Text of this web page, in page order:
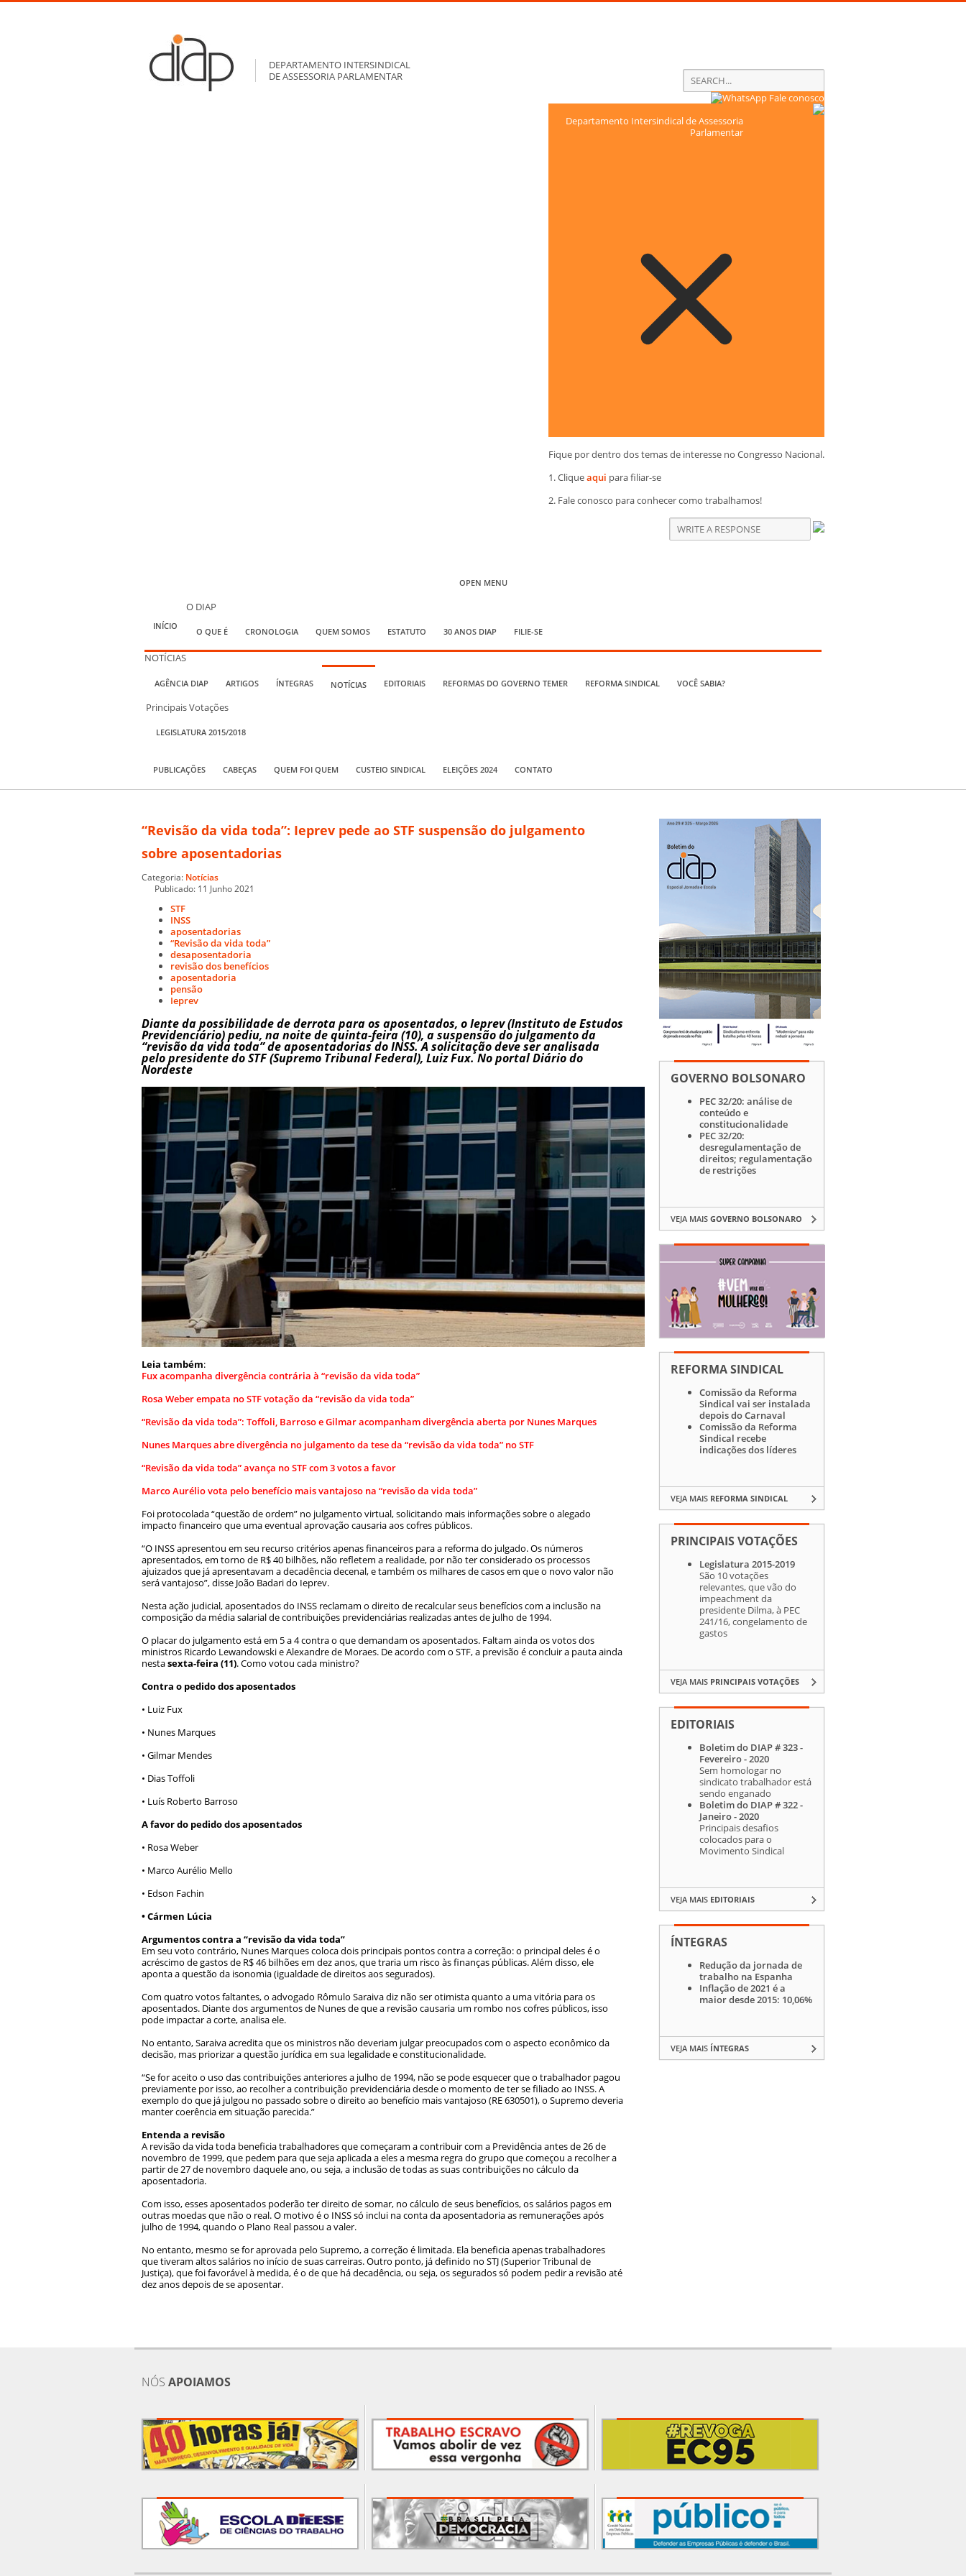
DEPARTAMENTO INTERSINDICAL
DE ASSESSORIA PARLAMENTAR
Fale conosco
Departamento Intersindical de Assessoria
Parlamentar
Fique por dentro dos temas de interesse no Congresso Nacional.
1. Cliqueaqui para filiar-se
2. Fale conosco para conhecer como trabalhamos!
OPEN MENU
INÍCIO
O DIAP
O QUE É CRONOLOGIA QUEM SOMOS ESTATUTO 30 ANOS DIAP FILIE-SE
NOTÍCIAS
AGÊNCIA DIAP ARTIGOS ÍNTEGRAS NOTÍCIAS EDITORIAIS REFORMAS DO GOVERNO TEMER REFORMA SINDICAL VOCÊ SABIA?
Principais Votações
LEGISLATURA 2015/2018
PUBLICAÇÕES CABEÇAS QUEM FOI QUEM CUSTEIO SINDICAL ELEIÇÕES 2024 CONTATO
“Revisão da vida toda”: Ieprev pede ao STF suspensão do julgamento
sobre aposentadorias
Categoria: Notícias
Publicado: 11 Junho 2021
STF
INSS
aposentadorias
“Revisão da vida toda”
desaposentadoria
revisão dos benefícios
aposentadoria
pensão
Ieprev
Diante da possibilidade de derrota para os aposentados, o Ieprev (Instituto de Estudos
Previdenciário) pediu, na noite de quinta-feira (10), a suspensão do julgamento da
“revisão da vida toda” de aposentadorias do INSS. A solicitação deve ser analisada
pelo presidente do STF (Supremo Tribunal Federal), Luiz Fux. No portal Diário do
Nordeste
Leia também:
Fux acompanha divergência contrária à “revisão da vida toda”
Rosa Weber empata no STF votação da “revisão da vida toda”
“Revisão da vida toda”: Toffoli, Barroso e Gilmar acompanham divergência aberta por Nunes Marques
Nunes Marques abre divergência no julgamento da tese da “revisão da vida toda” no STF
“Revisão da vida toda” avança no STF com 3 votos a favor
Marco Aurélio vota pelo benefício mais vantajoso na “revisão da vida toda”
Foi protocolada “questão de ordem” no julgamento virtual, solicitando mais informações sobre o alegado
impacto financeiro que uma eventual aprovação causaria aos cofres públicos.
“O INSS apresentou em seu recurso critérios apenas financeiros para a reforma do julgado. Os números
apresentados, em torno de R$ 40 bilhões, não refletem a realidade, por não ter considerado os processos
ajuizados que já apresentavam a decadência decenal, e também os milhares de casos em que o novo valor não
será vantajoso”, disse João Badari do Ieprev.
Nesta ação judicial, aposentados do INSS reclamam o direito de recalcular seus benefícios com a inclusão na
composição da média salarial de contribuições previdenciárias realizadas antes de julho de 1994.
O placar do julgamento está em 5 a 4 contra o que demandam os aposentados. Faltam ainda os votos dos
ministros Ricardo Lewandowski e Alexandre de Moraes. De acordo com o STF, a previsão é concluir a pauta ainda
nestasexta-feira (11). Como votou cada ministro?
Contra o pedido dos aposentados
• Luiz Fux
• Nunes Marques
• Gilmar Mendes
• Dias Toffoli
• Luís Roberto Barroso
A favor do pedido dos aposentados
• Rosa Weber
• Marco Aurélio Mello
• Edson Fachin
• Cármen Lúcia
Argumentos contra a “revisão da vida toda”
Em seu voto contrário, Nunes Marques coloca dois principais pontos contra a correção: o principal deles é o
acréscimo de gastos de R$ 46 bilhões em dez anos, que traria um risco às finanças públicas. Além disso, ele
aponta a questão da isonomia (igualdade de direitos aos segurados).
Com quatro votos faltantes, o advogado Rômulo Saraiva diz não ser otimista quanto a uma vitória para os
aposentados. Diante dos argumentos de Nunes de que a revisão causaria um rombo nos cofres públicos, isso
pode impactar a corte, analisa ele.
No entanto, Saraiva acredita que os ministros não deveriam julgar preocupados com o aspecto econômico da
decisão, mas priorizar a questão jurídica em sua legalidade e constitucionalidade.
“Se for aceito o uso das contribuições anteriores a julho de 1994, não se pode esquecer que o trabalhador pagou
previamente por isso, ao recolher a contribuição previdenciária desde o momento de ter se filiado ao INSS. A
exemplo do que já julgou no passado sobre o direito ao benefício mais vantajoso (RE 630501), o Supremo deveria
manter coerência em situação parecida.”
Entenda a revisão
A revisão da vida toda beneficia trabalhadores que começaram a contribuir com a Previdência antes de 26 de
novembro de 1999, que pedem para que seja aplicada a eles a mesma regra do grupo que começou a recolher a
partir de 27 de novembro daquele ano, ou seja, a inclusão de todas as suas contribuições no cálculo da
aposentadoria.
Com isso, esses aposentados poderão ter direito de somar, no cálculo de seus benefícios, os salários pagos em
outras moedas que não o real. O motivo é o INSS só inclui na conta da aposentadoria as remunerações após
julho de 1994, quando o Plano Real passou a valer.
No entanto, mesmo se for aprovada pelo Supremo, a correção é limitada. Ela beneficia apenas trabalhadores
que tiveram altos salários no início de suas carreiras. Outro ponto, já definido no STJ (Superior Tribunal de
Justiça), que foi favorável à medida, é o de que há decadência, ou seja, os segurados só podem pedir a revisão até
dez anos depois de se aposentar.
GOVERNO BOLSONARO
PEC 32/20: análise de
conteúdo e
constitucionalidade
PEC 32/20:
desregulamentação de
direitos; regulamentação
de restrições
VEJA MAIS GOVERNO BOLSONARO
REFORMA SINDICAL
Comissão da Reforma
Sindical vai ser instalada
depois do Carnaval
Comissão da Reforma
Sindical recebe
indicações dos líderes
VEJA MAIS REFORMA SINDICAL
PRINCIPAIS VOTAÇÕES
Legislatura 2015-2019
São 10 votações
relevantes, que vão do
impeachment da
presidente Dilma, à PEC
241/16, congelamento de
gastos
VEJA MAIS PRINCIPAIS VOTAÇÕES
EDITORIAIS
Boletim do DIAP # 323 -
Fevereiro - 2020
Sem homologar no
sindicato trabalhador está
sendo enganado
Boletim do DIAP # 322 -
Janeiro - 2020
Principais desafios
colocados para o
Movimento Sindical
VEJA MAIS EDITORIAIS
ÍNTEGRAS
Redução da jornada de
trabalho na Espanha
Inflação de 2021 é a
maior desde 2015: 10,06%
VEJA MAIS ÍNTEGRAS
NÓS APOIAMOS